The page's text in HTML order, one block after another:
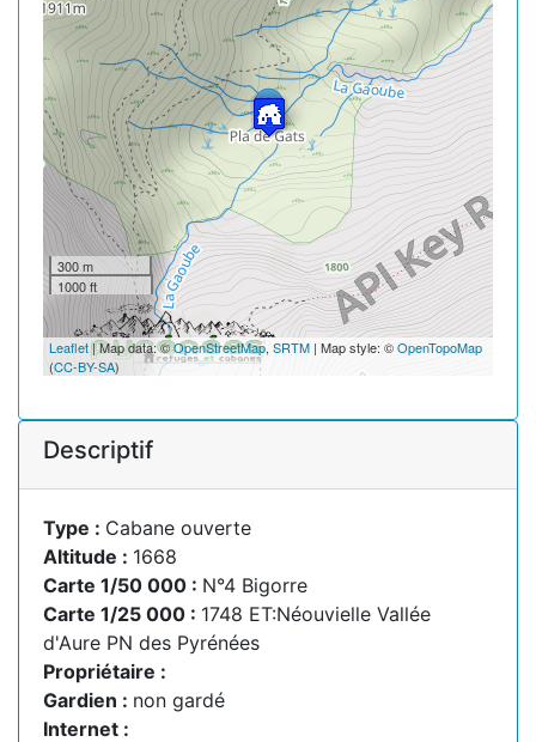
300 m
1000 ft
Leaflet| Map data: ©OpenStreetMap, SRTM | Map style: ©OpenTopoMap
(CC-BY-SA)
Descriptif
Type : Cabane ouverte
Altitude : 1668
Carte 1/50 000 : N°4 Bigorre
Carte 1/25 000 : 1748 ET:Néouvielle Vallée
d'Aure PN des Pyrénées
Propriétaire :
Gardien : non gardé
Internet :